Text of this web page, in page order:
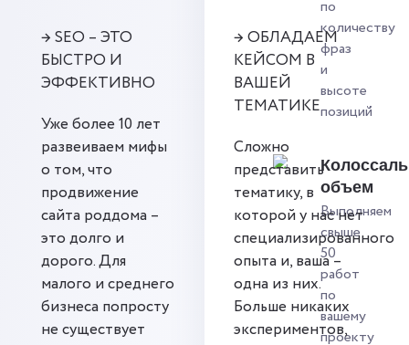
по
количеству
фраз
и
высоте
позиций
объем
Выполняем
свыше
50
работ
по
вашему
проекту
→ SEO – ЭТО
БЫСТРО И
ЭФФЕКТИВНО
Уже более 10 лет
развеиваем мифы
о том, что
продвижение
сайта роддома –
это долго и
дорого. Для
малого и среднего
бизнеса попросту
не существует
→ ОБЛАДАЕМ
КЕЙСОМ В
ВАШЕЙ
ТЕМАТИКЕ
Сложно
представить
тематику, в
которой у нас нет
специализированного
опыта и, ваша –
одна из них.
Больше никаких
экспериментов,